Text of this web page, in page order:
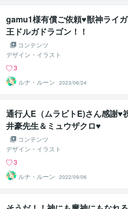
gamu1様有償ご依頼♥獣神ライ
王ドルガドラゴン！！
コンテンツ
デザイン・イラスト
3
ルナ・ルーン
2023/06/24
通行人E（ムラビトE)さん感謝♥
井豪先生＆ミュウザクロ♥
コンテンツ
デザイン・イラスト
3
ルナ・ルーン
2022/09/06